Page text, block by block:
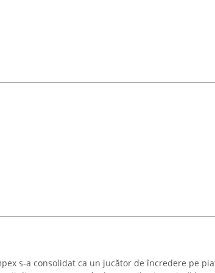
s-a consolidat ca un jucător de încredere pe